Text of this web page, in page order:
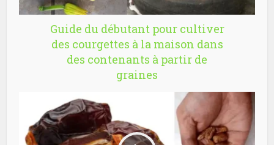
Guide du débutant pour cultiver
des courgettes à la maison dans
des contenants à partir de
graines